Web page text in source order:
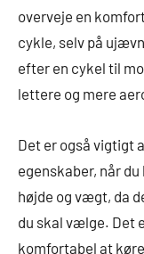
overveje en
cykle, selv på
efter en cykel til
lettere og mere
Det er også vigtigt
egenskaber, når
højde og vægt, da
du skal vælge. Det
komfortabel at